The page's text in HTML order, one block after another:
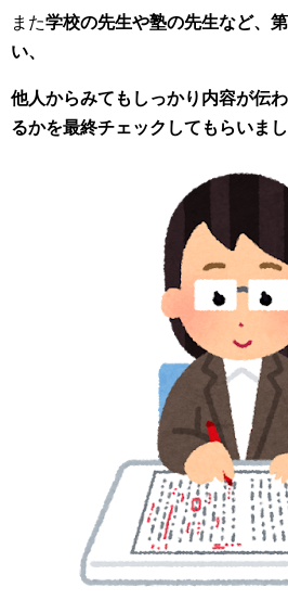
また学校の先生や塾の先生など、
い、
他人からみてもしっかり内容が伝
るかを最終チェックしてもらいまし